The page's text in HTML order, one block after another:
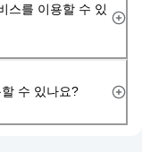
스를 이용할 수 있
수 있나요?